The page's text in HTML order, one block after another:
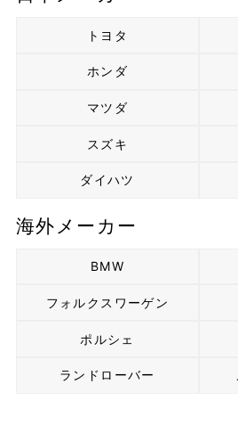
トヨタ
ホンダ
マツダ
スズキ
ダイハツ
海外メーカー
BMW
フォルクスワーゲン
ポルシェ
ランドローバー